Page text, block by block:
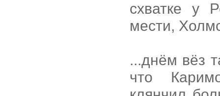
схватке у
мести,
...днём вёз
что